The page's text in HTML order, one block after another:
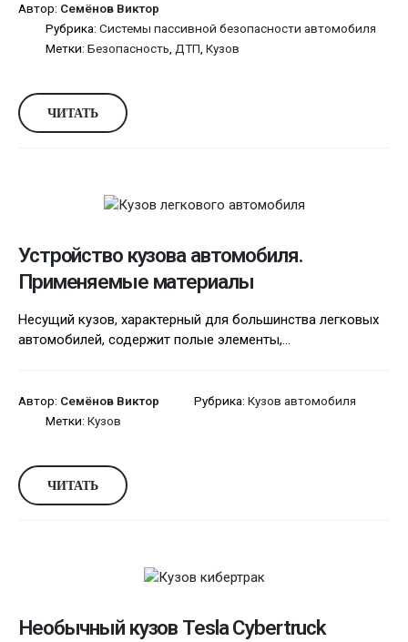
Автор: Семёнов Виктор
Рубрика: Системы пассивной безопасности автомобиля
Метки: Безопасность ДТП Кузов
ЧИТАТЬ
Устройство кузова автомобиля.
Применяемые материалы
Несущий кузов, характерный для большинства легковых
автомобилей, содержит полые элементы,...
Автор: Семёнов Виктор Рубрика: Кузов автомобиля
Метки: Кузов
ЧИТАТЬ
Необычный кузов Tesla Cybertruck